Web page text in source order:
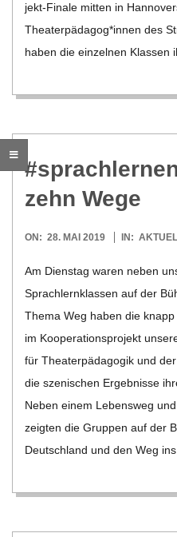
D
S
C
H
U
L
E
jekt-Finale mit­ten in
Theaterpädagog*innen des
haben die ein­zel­nen Klas­sen
zehn Wege
2019-
ON: 28. MAI 2019 IN:
Am Diens­tag waren neben
Sprach­lern­klas­sen auf der
Thema Weg haben die
im Koope­ra­ti­ons­pro­jekt
für Thea­ter­päd­ago­gik und
die sze­ni­schen Ergeb­nisse
Neben einem Lebens­weg
zeig­ten die Grup­pen auf der
Deutsch­land und den Weg